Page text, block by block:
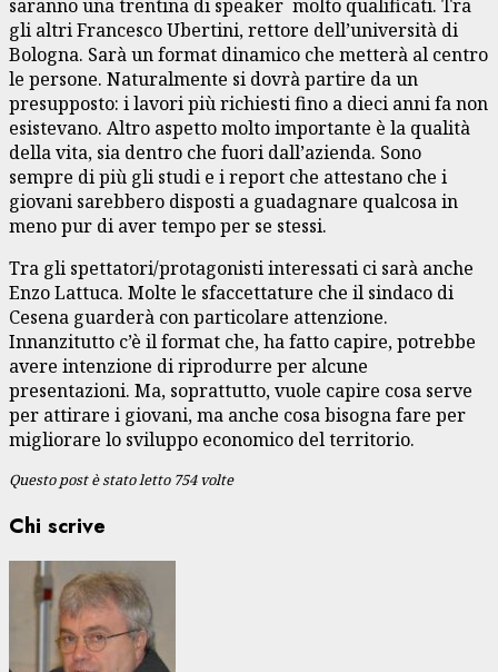
saranno una trentina di speaker molto qualificati. Tra
gli altri Francesco Ubertini, rettore dell’università di
Bologna. Sarà un format dinamico che metterà al centro
le persone. Naturalmente si dovrà partire da un
presupposto: i lavori più richiesti fino a dieci anni fa non
esistevano. Altro aspetto molto importante è la qualità
della vita, sia dentro che fuori dall’azienda. Sono
sempre di più gli studi e i report che attestano che i
giovani sarebbero disposti a guadagnare qualcosa in
meno pur di aver tempo per se stessi.
Tra gli spettatori/protagonisti interessati ci sarà anche
Enzo Lattuca. Molte le sfaccettature che il sindaco di
Cesena guarderà con particolare attenzione.
Innanzitutto c’è il format che, ha fatto capire, potrebbe
avere intenzione di riprodurre per alcune
presentazioni. Ma, soprattutto, vuole capire cosa serve
per attirare i giovani, ma anche cosa bisogna fare per
migliorare lo sviluppo economico del territorio.
Questo post è stato letto 754 volte
Chi scrive